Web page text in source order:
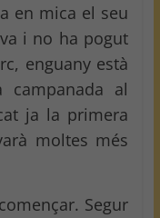
en mica el seu
i no ha pogut
enguany està
al
ja la primera
moltes més
Segur